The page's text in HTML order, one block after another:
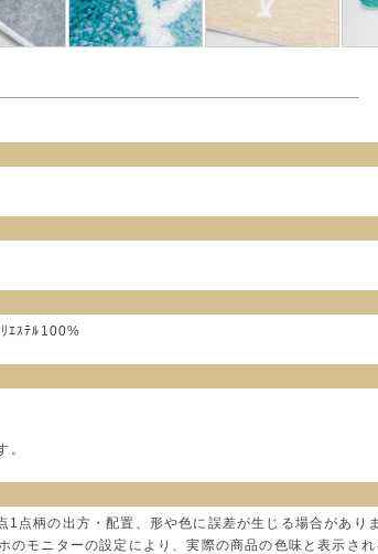
ｴｽﾃﾙ100%
。
点柄の出方・配置、形や色に誤差が生じる場合があ
モニターの設定により、実際の商品の色味と表示さ